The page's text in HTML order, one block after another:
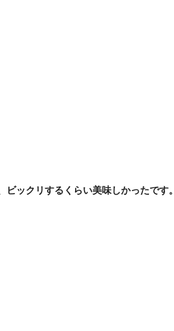
ックリするくらい美味しかったです。